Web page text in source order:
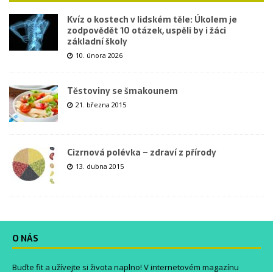
Kvíz o kostech v lidském těle: Úkolem je
zodpovědět 10 otázek, uspěli by i žáci
základní školy
10. února 2026
Těstoviny se šmakounem
21. března 2015
Cizrnová polévka – zdraví z přírody
13. dubna 2015
O NÁS
Buďte fit a užívejte si života naplno! V internetovém magazínu